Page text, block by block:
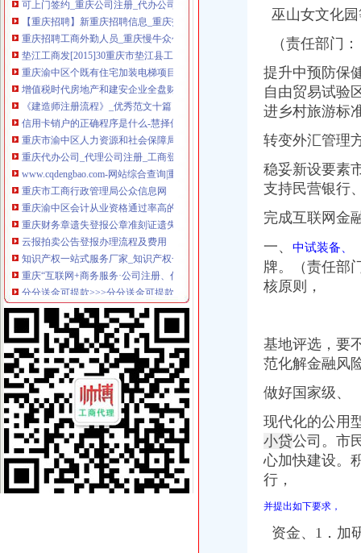
重庆招聘工商外勤人员_重庆慢牛众创企业服务有限公司招聘-汇博网
垫江工商发[2015]30重庆市垫江县工商行政管理局等七部门关于转发
重庆渝中区个既有住宅加装电梯项目开工_社会新闻_大众网
增值税时代房地产和建安企业全盘财税管控核算再造专题讲座_重庆培
《建造师注册流程》_优秀范文十篇
信用卡销户的正确程序是什么-慧择保险网
重庆市渝中区人力资源和社会保障局
重庆代办公司_代理公司注册_工商登记_分公司_个体工商_代账报税_
www.cqdengbao.com-网站综合查询|重庆登报重庆报社登报重庆时报
重庆市工商行政管理局公众信息网
重庆渝中区会计从业资格通过率高的会计培训哪家好免费试-报名在线
重庆财务章遗失登报公章准刻证遗失登报办理流程_客集齐网
云报拍卖公告登报办理流程及费用
知识产权一站式服务厂家_知识产权一站式服务公司-阿里巴巴公司黄页
重庆“互联网+商务服务·公司注册、代理记账”行业优秀案例分析报
分分送金可提款>>>分分送金可提款全资子公司注销后实收资
【品牌经理招聘】重庆诺玛时裳商贸有限公司新招聘信息-聘网
【招商运营主管招聘】重庆鑫诺尔文化播有限公司新招聘信息-
因争议之行政行为致相对人的企业名称被撤销,相对人仍具备提起行政
明家科技：北京国枫律师事务所关于公司发行股份及支付现金购买资产
同舟集团的无耻不要脸与西政校领导的冷漠不作为_重庆_天涯论坛_天
重庆招聘会计助理_重庆国诚财税咨询有限公司招聘-汇博网
注销信用卡-卡宝宝网
重庆市万州区人民办公室关于转发重庆市2017年推进战略新兴服
重庆市计算机招聘-107个职位|Jooble
区城乡建委“三字经”深化“放管服”-重庆市南岸区人民
重庆微型企业办理相关标准和办理流程-公司注册-重庆工商代办公司_
商事制度改革释放市场活力两年多来重庆新设立市场主体77.71万户
分析职务罪案例吸取人生惨痛教训-重庆市开州区国土资源和房屋管
渝商事制度改革释放活力新设市场主体77.71万户_重庆频道_凤凰网
巫山女文化
（责任部门：
提升中预防保
自由贸易试验
进乡村旅游标
转变外汇管理
稳妥新设要素
支持民营银行
完成互联网金
一、
中试装备、
牌。（责任部
核原则，
基地评选，要
范化解金融风
做好国家级、
现代化的公用
小贷公司。 市
心加快建设。
行，
并提出如下要求，
资金、1．加